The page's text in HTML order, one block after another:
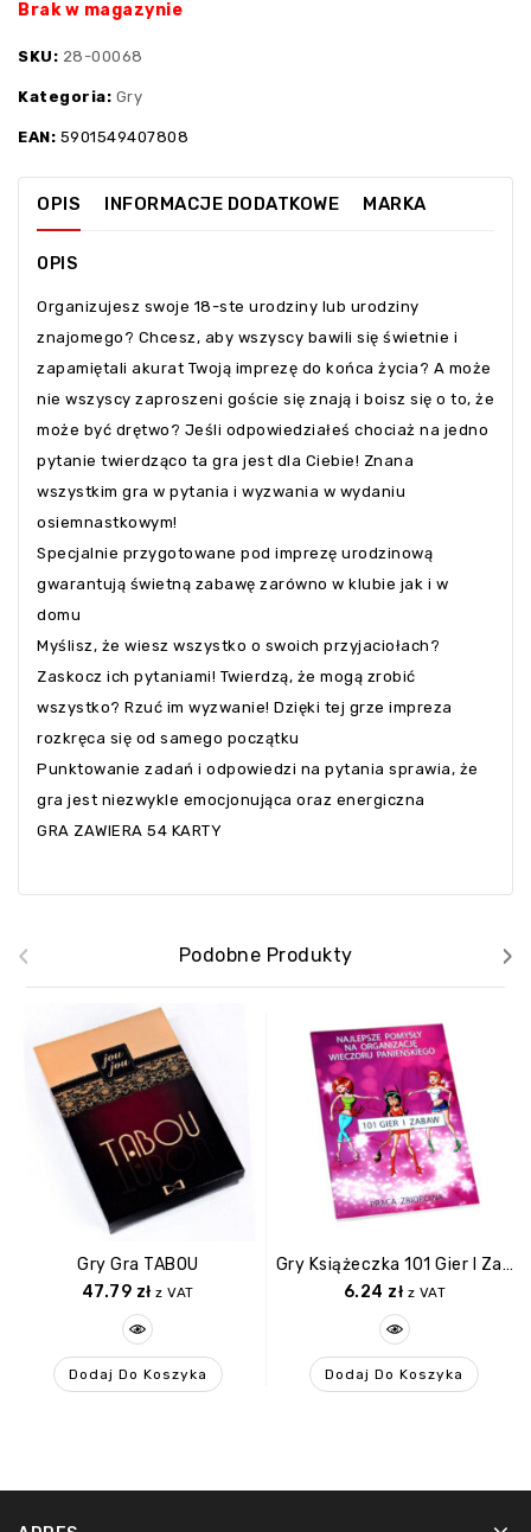
Brak w magazynie
SKU: 28-00068
Kategoria: Gry
EAN: 5901549407808
OPIS INFORMACJE DODATKOWE MARKA
OPIS
Organizujesz swoje 18-ste urodziny lub urodziny
znajomego? Chcesz, aby wszyscy bawili się świetnie i
zapamiętali akurat Twoją imprezę do końca życia? A może
nie wszyscy zaproszeni goście się znają i boisz się o to, że
może być drętwo? Jeśli odpowiedziałeś chociaż na jedno
pytanie twierdząco ta gra jest dla Ciebie! Znana
wszystkim gra w pytania i wyzwania w wydaniu
osiemnastkowym!
Specjalnie przygotowane pod imprezę urodzinową
gwarantują świetną zabawę zarówno w klubie jak i w
domu
Myślisz, że wiesz wszystko o swoich przyjaciołach?
Zaskocz ich pytaniami! Twierdzą, że mogą zrobić
wszystko? Rzuć im wyzwanie! Dzięki tej grze impreza
rozkręca się od samego początku
Punktowanie zadań i odpowiedzi na pytania sprawia, że
gra jest niezwykle emocjonująca oraz energiczna
GRA ZAWIERA 54 KARTY
Podobne Produkty
Gry Gra TABOU
47.79 zł z VAT
Dodaj Do Koszyka
Gry Książeczka 101 Gier I Zabaw Na Wieczór Panieński
6.24 zł z VAT
Dodaj Do Koszyka
‹ ›